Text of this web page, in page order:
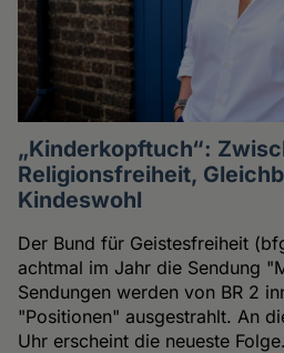
„Kinderkopftuch“:
Religionsfreiheit,
Kindeswohl
Der Bund für Geistesfreiheit
achtmal im Jahr die Sendung
Sendungen werden von BR 2
"Positionen" ausgestrahlt. An
Uhr erscheint die neueste Folge.